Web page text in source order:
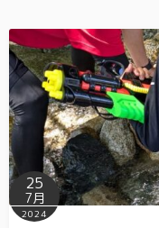
25
7月
2024